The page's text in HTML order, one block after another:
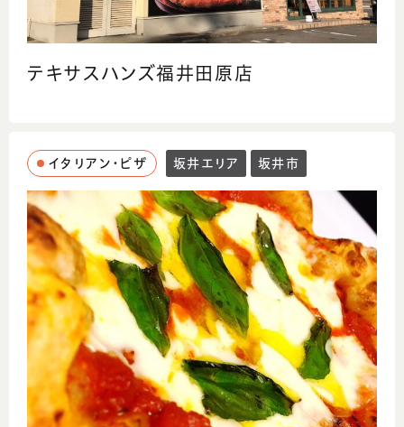
テキサスハンズ福井田原店
イタリアン・ピザ 坂井エリア 坂井市